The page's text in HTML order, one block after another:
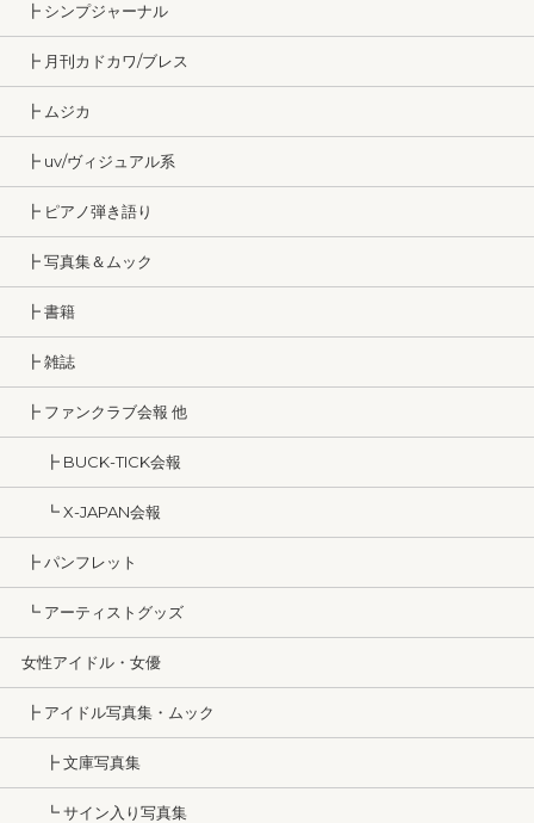
┣ シンプジャーナル
┣ 月刊カドカワ/ブレス
┣ ムジカ
┣ uv/ヴィジュアル系
┣ ピアノ弾き語り
┣ 写真集＆ムック
┣ 書籍
┣ 雑誌
┣ ファンクラブ会報 他
┣ BUCK-TICK会報
┗ X-JAPAN会報
┣ パンフレット
┗ アーティストグッズ
女性アイドル・女優
┣ アイドル写真集・ムック
┣ 文庫写真集
┗ サイン入り写真集